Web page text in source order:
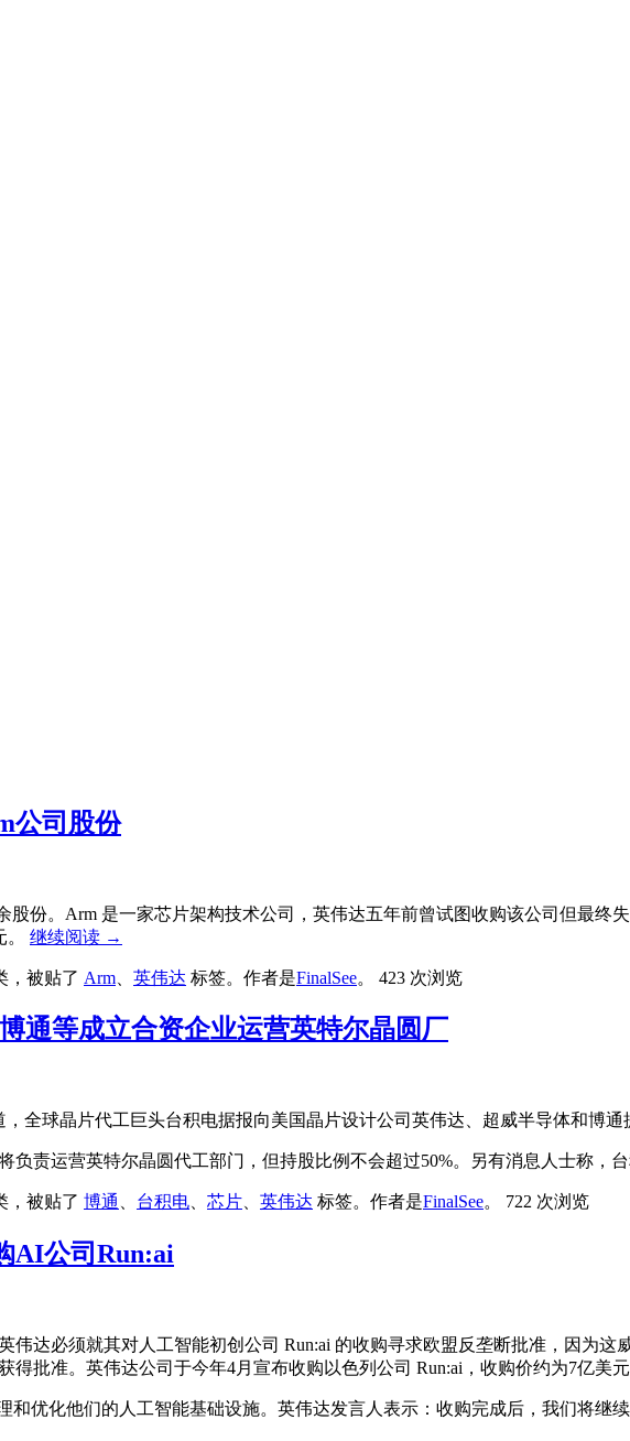
公司股份
股份。Arm 是一家芯片架构技术公司，英伟达五年前曾试图收购该公司但最终
。 继续阅读 →
，被贴了 Arm 英伟达 标签。 作者是FinalSee。 423 次浏览
通等成立合资企业运营英特尔晶圆厂
全球晶片代工巨头台积电据报向美国晶片设计公司英伟达、超威半导体和博
负责运营英特尔晶圆代工部门，但持股比例不会超过50%。另有消息人士称，
，被贴了 博通 台积电 芯片 英伟达 标签。 作者是FinalSee。 722 次浏览
AI公司Run:ai
伟达必须就其对人工智能初创公司 Run:ai 的收购寻求欧盟反垄断批准，因为
批准。英伟达公司于今年4月宣布收购以色列公司 Run:ai，收购价约为7亿美元
和优化他们的人工智能基础设施。英伟达发言人表示：收购完成后，我们将